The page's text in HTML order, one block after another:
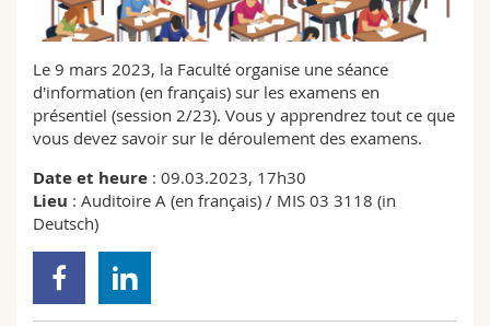
Sciences et médecine
Interfacultaire
Collaborateurs
Doctorants
Webmail
Programme des cours
MyUnifr
Le 9 mars 2023, la Faculté organise une séance
d'information (en français) sur les examens en
présentiel (session 2/23). Vous y apprendrez tout ce que
vous devez savoir sur le déroulement des examens.
Date et heure : 09.03.2023, 17h30
Lieu : Auditoire A (en français) / MIS 03 3118 (in
Deutsch)